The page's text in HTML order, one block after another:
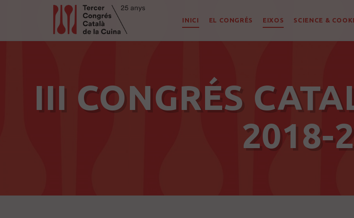
INICI EL CONGRÉS EIXOS SCIENCE &
III CONGRÉS
2018-